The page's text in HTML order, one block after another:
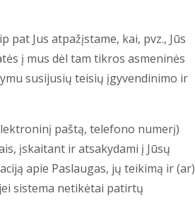
pat Jus atpažįstame, kai, pvz., Jūs
į mus dėl tam tikros asmeninės
susijusių teisių įgyvendinimo ir
paštą, telefono numerį)
įskaitant ir atsakydami į Jūsų
apie Paslaugas, jų teikimą ir (ar)
sistema netikėtai patirtų